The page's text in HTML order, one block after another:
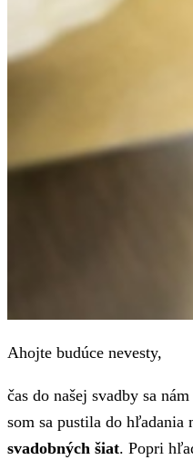
Ahojte budúce nevesty,
čas do našej svadby sa
som sa pustila do hľadania
svadobných šiat. Popri